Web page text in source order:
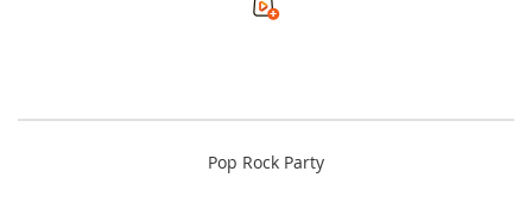
Pop Rock Party